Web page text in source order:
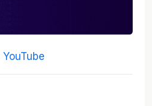
YouTube